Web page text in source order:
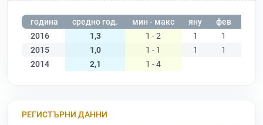
година средно год. мин - макс яну фев
2016
1,3 1 - 2 1 1
2015
1,0 1 - 1 1 1
2014
2,1 1 - 4
РЕГИСТЪРНИ ДАННИ